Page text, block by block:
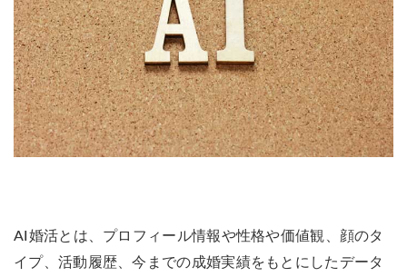
5.1 パートナーエージェントの診断は無料で受けられる
AI婚活とは、プロフィール情報や性格や価値観、顔のタ
イプ、活動履歴、今までの成婚実績をもとにしたデータ